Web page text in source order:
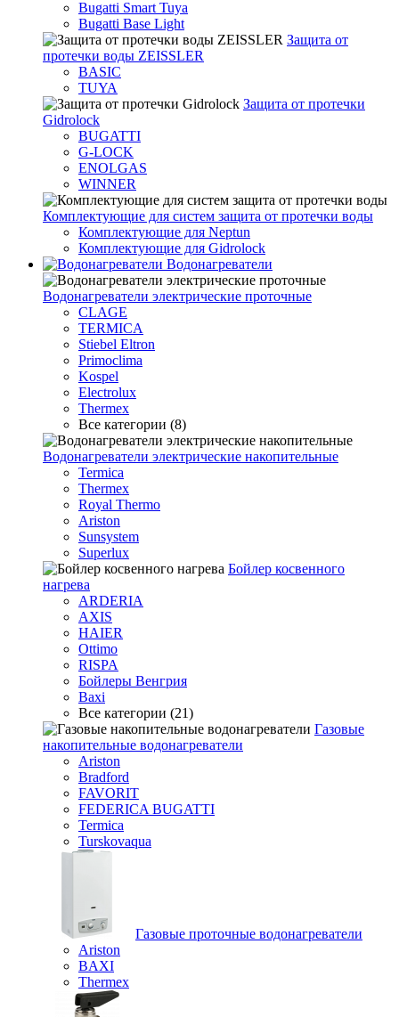
Bugatti Smart Tuya
Bugatti Base Light
Защита от
протечки воды ZEISSLER
BASIC
TUYA
Защита от протечки
Gidrolock
BUGATTI
G-LOCK
ENOLGAS
WINNER
Комплектующие для систем защита от протечки воды
Комплектующие для Neptun
Комплектующие для Gidrolock
Водонагреватели
Водонагреватeли электрические проточные
CLAGE
TERMICA
Stiebel Eltron
Primoclima
Kospel
Electrolux
Thermex
Все категории (8)
Водонагреватели электрические накопительные
Termica
Thermex
Royal Thermo
Ariston
Sunsystem
Superlux
Бойлер косвенного
нагрева
ARDERIA
AXIS
HAIER
Ottimo
RISPA
Бойлеры Венгрия
Baxi
Все категории (21)
Газовые
накопительные водонагреватели
Ariston
Bradford
FAVORIT
FEDERICA BUGATTI
Termica
Turskovaqua
Газовые проточные водонагреватели
Ariston
BAXI
Thermex